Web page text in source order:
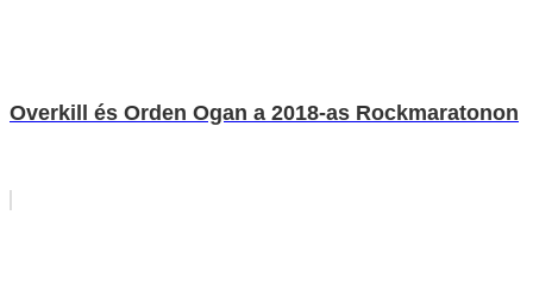
Overkill és Orden Ogan a 2018-as Rockmaratonon